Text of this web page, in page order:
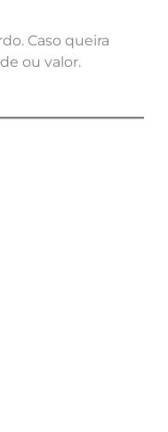
Caso queira
ou valor.